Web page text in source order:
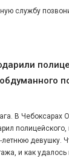
службу
В Чебоксарах
полицейского,
девушку.
и как удалось